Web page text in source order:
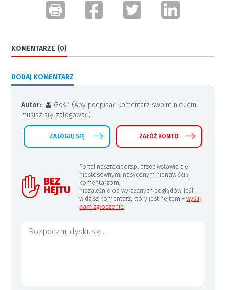
KOMENTARZE (0)
DODAJ KOMENTARZ
Autor:
Gość (Aby podpisać komentarz swoim nickiem
musisz się zalogować)
ZALOGUJ SIĘ ZAŁÓŻ KONTO
Portal naszraciborz.pl przeciwstawia się
niestosownym, nasyconym nienawiścią
komentarzom,
niezależnie od wyrażanych poglądów. Jeśli
widzisz komentarz, który jest hejtem –wyślij
nam zgłoszenie